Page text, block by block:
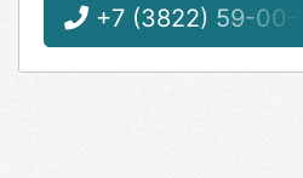
+7 (3822) 59-00-